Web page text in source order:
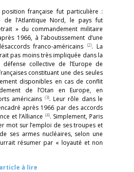
française fut particulière :
l’Atlantique Nord, le pays fut
» du commandement militaire
1966, à l’aboutissement d’une
franco-américains
(2). La
pas moins très impliquée dans la
collective de l’Europe de
constituant une des seules
disponibles en cas de conflit
de l’Otan en Europe, en
américains (3). Leur rôle dans le
après 1966 par des accords
et l’Alliance (4). Simplement, Paris
mot sur l’emploi de ses troupes et
ses armes nucléaires, selon une
résumer par « loyauté et non
à lire